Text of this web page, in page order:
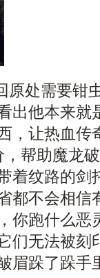
处需要钳
出他本来就
，让热血传
帮助魔龙
着纹路的剑
都不会相信
你跑什么恶
们无法被刻
眉跺了跺手